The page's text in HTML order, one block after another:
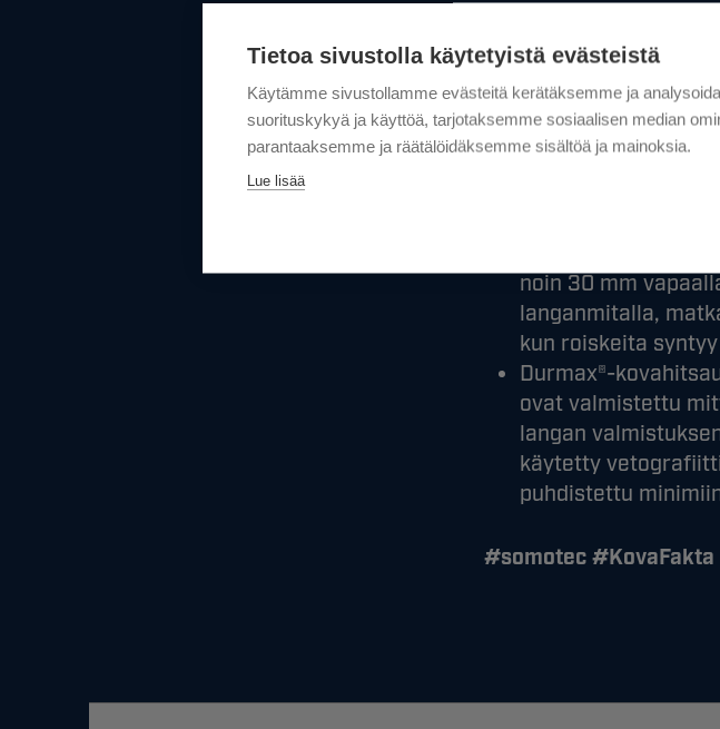
puhdista käytettyä
epäpuhtaudet
vaikeuttamaan
Suosittelemme
noin 30 mm
langanmitalla,
kun roiskeita
Durmax®-
ovat valmistettu
langan
käytetty
puhdistettu
#somotec #KovaFakta
Tietoa sivustolla käytetyistä evästeistä
Käytämme sivustollamme evästeitä kerätäksemme ja
suorituskykyä ja käyttöä, tarjotaksemme sosiaalisen median
parantaaksemme ja räätälöidäksemme sisältöä ja mainoksia.
Lue lisää